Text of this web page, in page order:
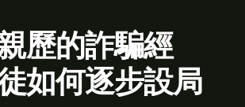
歷的詐騙經
如何逐步設局